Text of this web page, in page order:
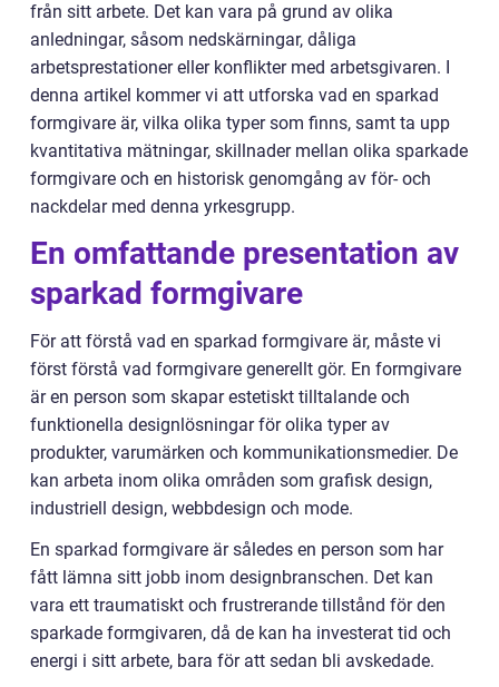
från sitt arbete. Det kan vara på grund av olika
anledningar, såsom nedskärningar, dåliga
arbetsprestationer eller konflikter med arbetsgivaren. I
denna artikel kommer vi att utforska vad en sparkad
formgivare är, vilka olika typer som finns, samt ta upp
kvantitativa mätningar, skillnader mellan olika sparkade
formgivare och en historisk genomgång av för- och
nackdelar med denna yrkesgrupp.
En omfattande presentation av
sparkad formgivare
För att förstå vad en sparkad formgivare är, måste vi
först förstå vad formgivare generellt gör. En formgivare
är en person som skapar estetiskt tilltalande och
funktionella designlösningar för olika typer av
produkter, varumärken och kommunikationsmedier. De
kan arbeta inom olika områden som grafisk design,
industriell design, webbdesign och mode.
En sparkad formgivare är således en person som har
fått lämna sitt jobb inom designbranschen. Det kan
vara ett traumatiskt och frustrerande tillstånd för den
sparkade formgivaren, då de kan ha investerat tid och
energi i sitt arbete, bara för att sedan bli avskedade.